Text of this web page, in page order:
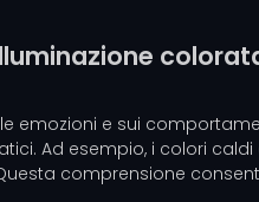
emozioni e sui
Ad esempio, i colori
comprensione